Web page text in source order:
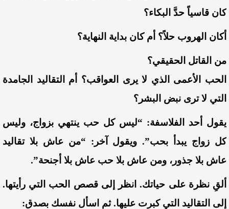
كان قاسياً حدَّ البكاء؟
أكان الهروب حلاً؟ أم كان بداية النهاية؟
من القاتل الحقيقي؟
الحب الأعمى الذي لا يرى العواقب؟ أم التقاليد الجامدة
التي لا ترى نبض البشر؟
يقول أحد الفلاسفة: “ليس كل حب ينتهي بزواج، وليس
كل زواج يبدأ بحب”. ويقول آخر: “من عاش بلا تقاليد
عاش بلا جذور، ومن عاش بلا حب عاش بلا أجنحة”.
ألقِ نظرة على حياتك. انظر إلى قصص الحب التي رأيتها.
إلى التقاليد التي كبرت عليها. ثم اسأل نفسك بصدق: